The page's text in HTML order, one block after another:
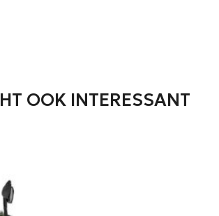
OOK INTERESSANT